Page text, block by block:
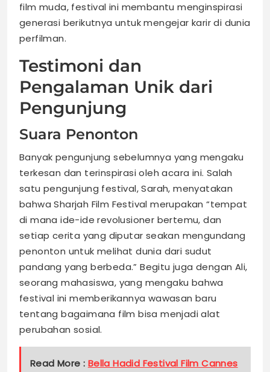
film muda, festival ini membantu menginspirasi
generasi berikutnya untuk mengejar karir di dunia
perfilman.
Testimoni dan
Pengalaman Unik dari
Pengunjung
Suara Penonton
Banyak pengunjung sebelumnya yang mengaku
terkesan dan terinspirasi oleh acara ini. Salah
satu pengunjung festival, Sarah, menyatakan
bahwa Sharjah Film Festival merupakan “tempat
di mana ide-ide revolusioner bertemu, dan
setiap cerita yang diputar seakan mengundang
penonton untuk melihat dunia dari sudut
pandang yang berbeda.” Begitu juga dengan Ali,
seorang mahasiswa, yang mengaku bahwa
festival ini memberikannya wawasan baru
tentang bagaimana film bisa menjadi alat
perubahan sosial.
Read More : Bella Hadid Festival Film Cannes